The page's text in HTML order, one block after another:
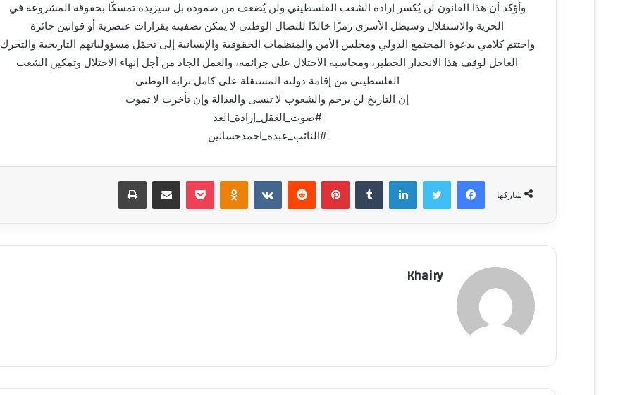
وأؤكد أن هذا القانون لن يُكسر إرادة الشعب الفلسطيني ولن يُضعف من صموده بل سيزيده تمسكًا بحقوقه المشروعة في
الحرية والاستقلال وسيظل الأسرى رمزًا خالدًا للنضال الوطني لا يمكن تصفيته بقرارات عنصرية أو قوانين جائرة
واختتم كلامي بدعوة المجتمع الدولي ومجلس الأمن والمنظمات الحقوقية والإنسانية إلى تحمّل مسؤولياتهم التاريخية والتحرك
العاجل لوقف هذا الانحدار الخطير، ومحاسبة الاحتلال على جرائمه، والعمل الجاد من أجل إنهاء الاحتلال وتمكين الشعب
الفلسطيني من إقامة دولته المستقلة على كامل ترابه الوطني
إن التاريخ لن يرحم والشعوب لا تنسى والعدالة وإن تأخرت لا تموت
#صوت_العقل_إرادة_الغد
#النائب_عبده_احمدحسانين
شاركها
فيسبوك تويتر لينكدإن ‏Tumblr بينتيريست ‏Reddit
‏VKontakte
Odnoklassniki بوكيت مشاركة عبر البريد طباعة
Khairy